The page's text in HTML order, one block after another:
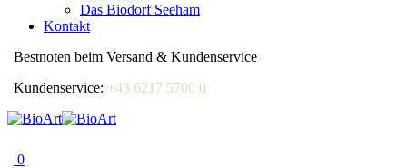
Das Biodorf Seeham
Kontakt
Bestnoten beim Versand & Kundenservice
Kundenservice: +43 6217 5700 0
0